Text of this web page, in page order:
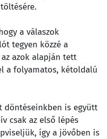
a válaszok
tegyen közzé a
azok alapján tett
a folyamatos, kétoldalú
döntéseinkben is együtt
csak az első lépés
így a jövőben is